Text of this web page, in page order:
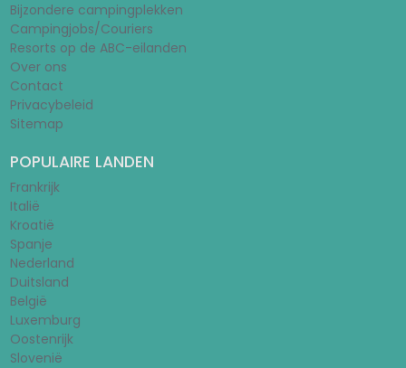
Bijzondere campingplekken
Campingjobs/Couriers
Resorts op de ABC-eilanden
Over ons
Contact
Privacybeleid
Sitemap
POPULAIRE LANDEN
Frankrijk
Italië
Kroatië
Spanje
Nederland
Duitsland
België
Luxemburg
Oostenrijk
Slovenië